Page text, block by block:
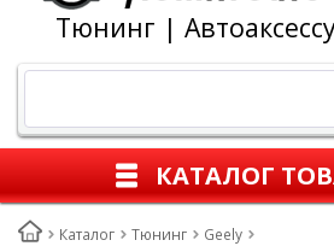
Тюнинг |
КАТАЛОГ
Каталог Тюнинг
Geely